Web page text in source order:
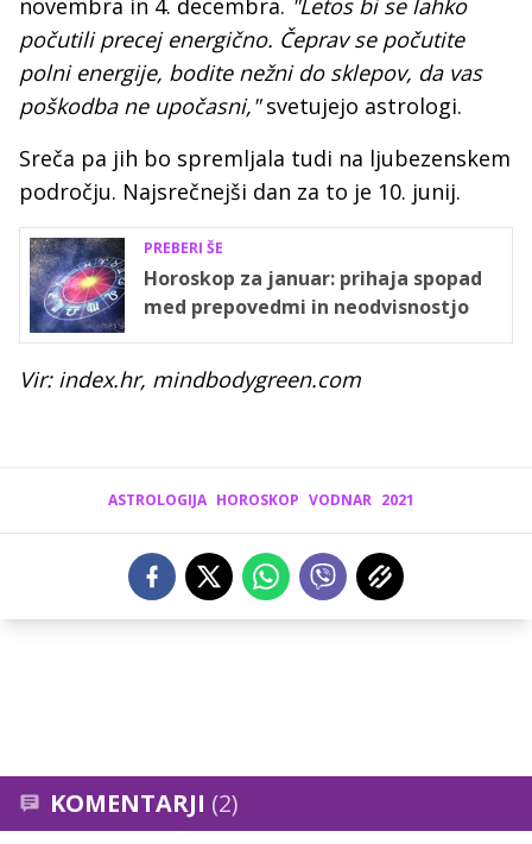
počutili precej energično. Čeprav se počutite
polni energije, bodite nežni do sklepov, da vas
poškodba ne upočasni,"svetujejo astrologi.
Sreča pa jih bo spremljala tudi na ljubezenskem
področju. Najsrečnejši dan za to je 10. junij.
PREBERI ŠE
Horoskop za januar: prihaja spopad
med prepovedmi in neodvisnostjo
Vir: index.hr, mindbodygreen.com
ASTROLOGIJA HOROSKOP VODNAR 2021
KOMENTARJI (2)